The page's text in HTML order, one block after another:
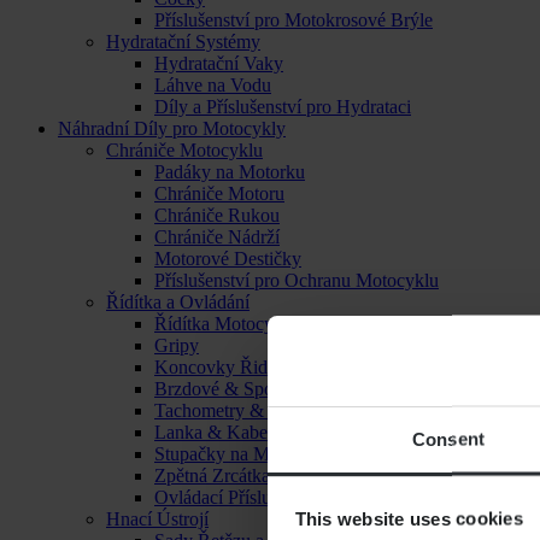
Consent
This website uses cookies
Příslušenství pro Motokrosové Brýle
Hydratační Systémy
Hydratační Vaky
Láhve na Vodu
Díly a Příslušenství pro Hydrataci
Náhradní Díly pro Motocykly
Chrániče Motocyklu
Padáky na Motorku
Chrániče Motoru
Chrániče Rukou
Chrániče Nádrží
Motorové Destičky
Příslušenství pro Ochranu Motocyklu
Řídítka a Ovládání
Řídítka Motocyklu
Gripy
Koncovky Řidítek
Brzdové & Spojkové Páčky
Tachometry & Hodiny
Lanka & Kabely
Stupačky na Motorku
Zpětná Zrcátka
Ovládací Příslušenství
Hnací Ústrojí